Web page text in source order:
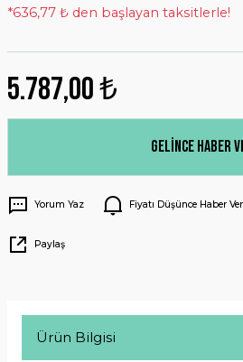
*636,77 ₺ den başlayan taksitlerle!
5.787,00 ₺
Gelince Haber
Yorum Yaz Fiyatı Düşünce Haber Ver
Paylaş
Ürün Bilgisi